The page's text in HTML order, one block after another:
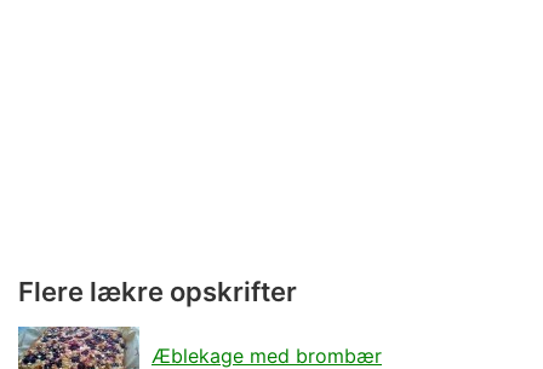
Flere lækre opskrifter
Æblekage med brombær